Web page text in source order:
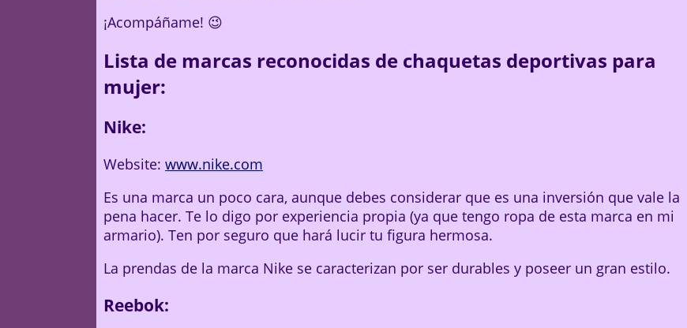
¡Acompáñame! 😉
Lista de marcas reconocidas de chaquetas deportivas para
mujer:
Nike:
Website: www.nike.com
Es una marca un poco cara, aunque debes considerar que es una inversión que vale la
pena hacer. Te lo digo por experiencia propia (ya que tengo ropa de esta marca en mi
armario). Ten por seguro que hará lucir tu figura hermosa.
La prendas de la marca Nike se caracterizan por ser durables y poseer un gran estilo.
Reebok: